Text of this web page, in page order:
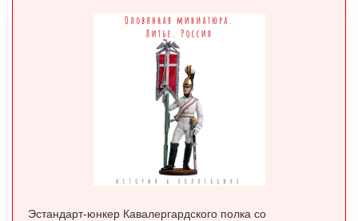
Эстандарт-юнкер Кавалергардского полка со